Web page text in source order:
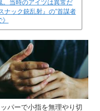
。当時のアイツは異常だ
ナック銃乱射』の“首謀者
パーで小指を無理やり切